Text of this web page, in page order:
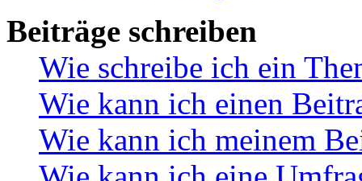
Beiträge schreiben
Wie schreibe ich ein
Wie kann ich einen
Wie kann ich meinem